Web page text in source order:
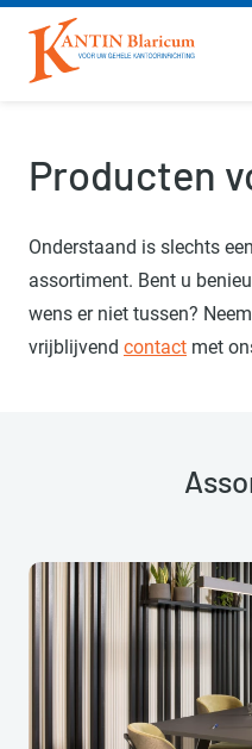
Producten
Onderstaand is slechts
assortiment. Bent u
wens er niet tussen?
vrijblijvend contact met